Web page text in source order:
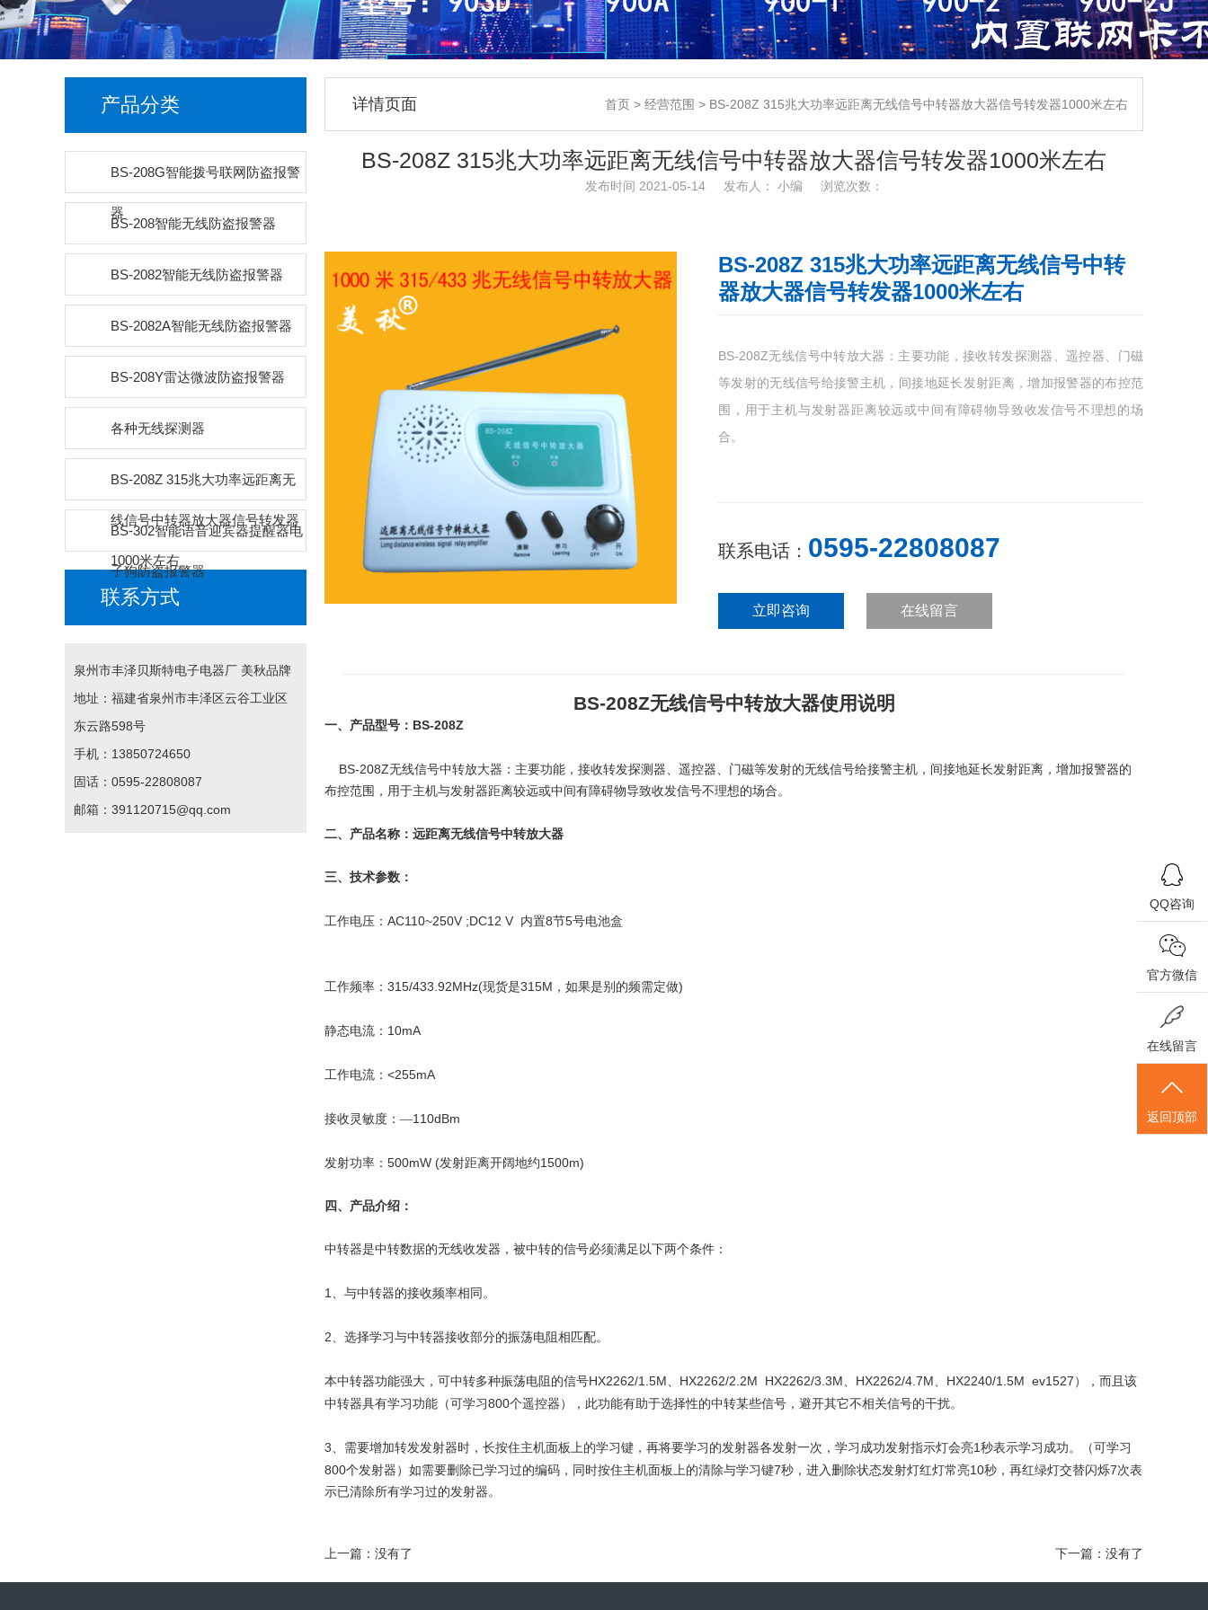
产品分类
BS-208G智能拨号联网防盗报警
器
BS-208智能无线防盗报警器
BS-2082智能无线防盗报警器
BS-2082A智能无线防盗报警器
BS-208Y雷达微波防盗报警器
各种无线探测器
BS-208Z 315兆大功率远距离无
线信号中转器放大器信号转发器
1000米左右
BS-302智能语音迎宾器提醒器电
子狗防盗报警器
联系方式
泉州市丰泽贝斯特电子电器厂 美秋品牌
地址：福建省泉州市丰泽区云谷工业区
东云路598号
手机：13850724650
固话：0595-22808087
邮箱：391120715@qq.com
详情页面 首页 > 经营范围 > BS-208Z 315兆大功率远距离无线信号中转器放大器信号转发器1000米左右
BS-208Z 315兆大功率远距离无线信号中转器放大器信号转发器1000米左右
发布时间 2021-05-14 发布人： 小编 浏览次数：
BS-208Z 315兆大功率远距离无线信号中转
器放大器信号转发器1000米左右
BS-208Z无线信号中转放大器：主要功能，接收转发探测器、遥控器、门磁
等发射的无线信号给接警主机，间接地延长发射距离，增加报警器的布控范
围，用于主机与发射器距离较远或中间有障碍物导致收发信号不理想的场
合。
联系电话： 0595-22808087
立即咨询 在线留言
BS-208Z无线信号中转放大器使用说明
一、产品型号： BS-208Z
BS-208Z无线信号中转放大器：主要功能，接收转发探测器、遥控器、门磁等发射的无线信号给接警主机，间接地延长发射距离，增加报警器的
布控范围，用于主机与发射器距离较远或中间有障碍物导致收发信号不理想的场合。
二、产品名称：远距离无线信号中转放大器
三、技术参数：
工作电压： AC110~250V ;DC12 V 内置8节5号电池盒
工作频率： 315/433.92MHz(现货是315M ，如果是别的频需定做)
静态电流： 10mA
工作电流： <255mA
接收灵敏度：—110dBm
发射功率： 500mW (发射距离开阔地约1500m)
四、产品介绍：
中转器是中转数据的无线收发器，被中转的信号必须满足以下两个条件：
1 、与中转器的接收频率相同。
2、选择学习与中转器接收部分的振荡电阻相匹配。
本中转器功能强大，可中转多种振荡电阻的信号HX2262/1.5M、 HX2262/2.2M HX2262/3.3M、 HX2262/4.7M、 HX2240/1.5M ev1527 ），而且该
中转器具有学习功能（可学习 800个遥控器），此功能有助于选择性的中转某些信号，避开其它不相关信号的干扰。
3、需要增加转发发射器时，长按住主机面板上的学习键，再将要学习的发射器各发射一次，学习成功发射指示灯会亮1 秒表示学习成功。（可学习
800个发射器）如需要删除已学习过的编码，同时按住主机面板上的清除与学习键7秒，进入删除状态发射灯红灯常亮10秒，再红绿灯交替闪烁7次表
示已清除所有学习过的发射器。
上一篇：没有了 下一篇：没有了
QQ咨询
官方微信
在线留言
返回顶部